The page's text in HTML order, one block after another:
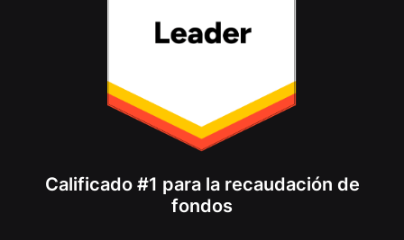
Calificado #1 para la recaudación de
fondos